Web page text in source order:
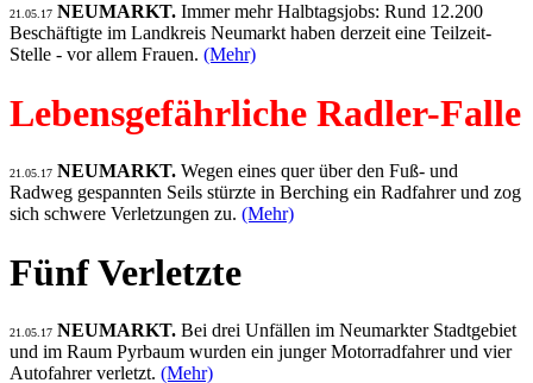
21.05.17 NEUMARKT. Immer mehr Halbtagsjobs: Rund 12.200
Beschäftigte im Landkreis Neumarkt haben derzeit eine Teilzeit-
Stelle - vor allem Frauen. (Mehr)
Lebensgefährliche Radler-Falle
21.05.17 NEUMARKT. Wegen eines quer über den Fuß- und
Radweg gespannten Seils stürzte in Berching ein Radfahrer und zog
sich schwere Verletzungen zu. (Mehr)
Fünf Verletzte
21.05.17 NEUMARKT. Bei drei Unfällen im Neumarkter Stadtgebiet
und im Raum Pyrbaum wurden ein junger Motorradfahrer und vier
Autofahrer verletzt. (Mehr)